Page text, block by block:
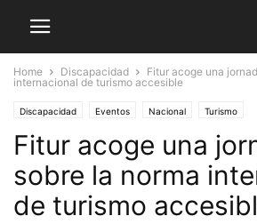
Home Discapacidad
Fitur acoge una
internacional de turismo accesible
Discapacidad Eventos Nacional Turismo
Fitur acoge una
sobre la norma
de turismo